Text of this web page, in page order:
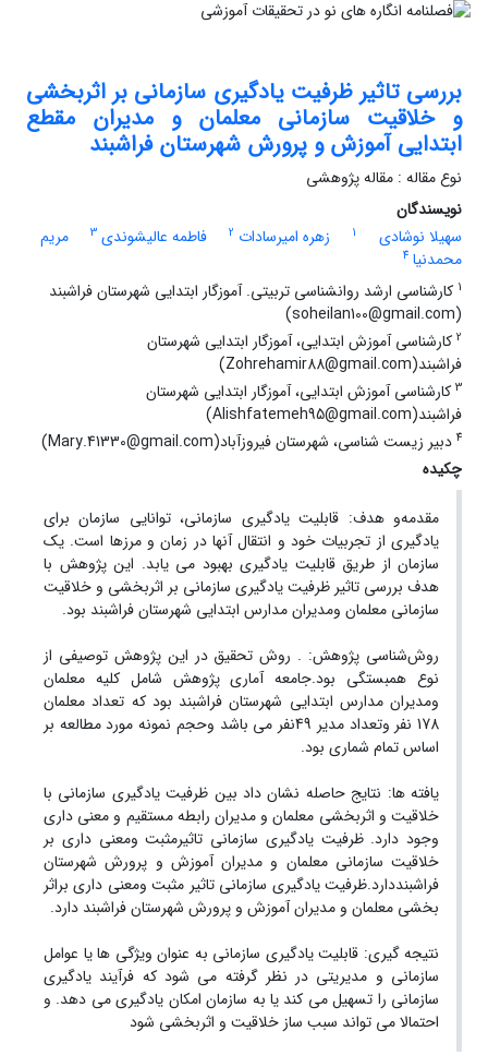
بررسی تاثیر ظرفیت یادگیری سازمانی بر اثربخشی
و خلاقیت سازمانی معلمان و مدیران مقطع
ابتدایی آموزش و پرورش شهرستان فراشبند
نوع مقاله : مقاله پژوهشی
نویسندگان
سهیلا نوشادی
1 زهره امیرسادات 2 فاطمه عالیشوندی 3
مریم
محمدنیا 4
1 کارشناسی ارشد روانشناسی تربیتی. آموزگار ابتدایی شهرستان فراشبند
(soheilan100@gmail.com)
2 کارشناسی آموزش ابتدایی، آموزگار ابتدایی شهرستان
فراشبند(Zohrehamir88@gmail.com)
3 کارشناسی آموزش ابتدایی، آموزگار ابتدایی شهرستان
فراشبند(Alishfatemeh95@gmail.com)
4 دبیر زیست شناسی، شهرستان فیروزآباد(Mary.41330@gmail.com)
چکیده
مقدمه‌و هدف: قابلیت یادگیری سازمانی، توانایی سازمان برای
یادگیری از تجربیات خود و انتقال آنها در زمان و مرزها است. یک
سازمان از طریق قابلیت یادگیری بهبود می یابد. این پژوهش با
هدف بررسی تاثیر ظرفیت یادگیری سازمانی بر اثربخشی و خلاقیت
سازمانی معلمان ومدیران مدارس ابتدایی شهرستان فراشبند بود.
روش‌شناسی پژوهش: . روش تحقیق در این پژوهش توصیفی از
نوع همبستگی بود.جامعه آماری پژوهش شامل کلیه معلمان
ومدیران مدارس ابتدایی شهرستان فراشبند بود که تعداد معلمان
178 نفر وتعداد مدیر 49نفر می باشد وحجم نمونه مورد مطالعه بر
اساس تمام شماری بود.
یافته ها: نتایج حاصله نشان داد بین ظرفیت یادگیری سازمانی با
خلاقیت و اثربخشی معلمان و مدیران رابطه مستقیم و معنی داری
وجود دارد. ظرفیت یادگیری سازمانی تاثیرمثبت ومعنی داری بر
خلاقیت سازمانی معلمان و مدیران آموزش و پرورش شهرستان
فراشبنددارد.ظرفیت یادگیری سازمانی تاثیر مثبت ومعنی داری براثر
بخشی معلمان و مدیران آموزش و پرورش شهرستان فراشبند دارد.
نتیجه گیری: قابلیت یادگیری سازمانی به عنوان ویژگی ها یا عوامل
سازمانی و مدیریتی در نظر گرفته می شود که فرآیند یادگیری
سازمانی را تسهیل می کند یا به سازمان امکان یادگیری می دهد. و
احتمالا می تواند سبب ساز خلاقیت و اثربخشی شود